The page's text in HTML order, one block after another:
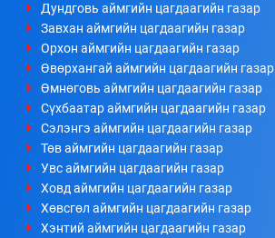
Дундговь аймгийн цагдаагийн газар
Завхан аймгийн цагдаагийн газар
Орхон аймгийн цагдаагийн газар
Өвөрхангай аймгийн цагдаагийн газар
Өмнөговь аймгийн цагдаагийн газар
Сүхбаатар аймгийн цагдаагийн газар
Сэлэнгэ аймгийн цагдаагийн газар
Төв аймгийн цагдаагийн газар
Увс аймгийн цагдаагийн газар
Ховд аймгийн цагдаагийн газар
Хөвсгөл аймгийн цагдаагийн газар
Хэнтий аймгийн цагдаагийн газар